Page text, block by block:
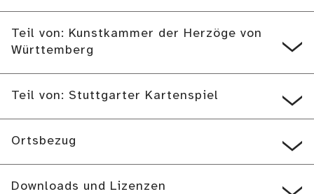
Teil von: Kunstkammer der Herzöge von
Württemberg
Teil von: Stuttgarter Kartenspiel
Ortsbezug
Downloads und Lizenzen